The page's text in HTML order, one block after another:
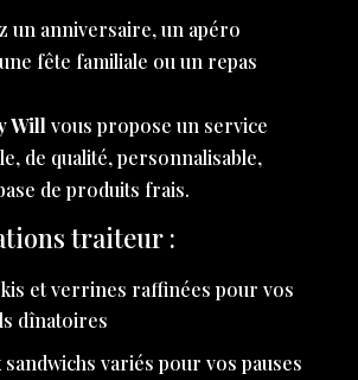
un anniversaire, un apéro
fête familiale ou un repas
Willvous propose un service
de qualité, personnalisable,
de produits frais.
traiteur :
et verrines raffinées pour vos
dînatoires
sandwichs variés pour vos pauses